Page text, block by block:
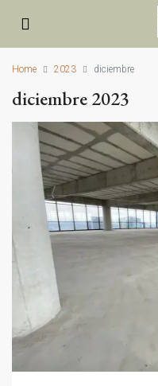
Home 2023 diciembre
diciembre 2023